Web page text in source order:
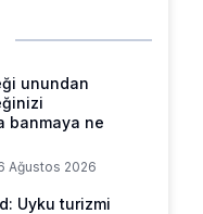
unundan
banmaya ne
Ağustos 2026
Uyku turizmi